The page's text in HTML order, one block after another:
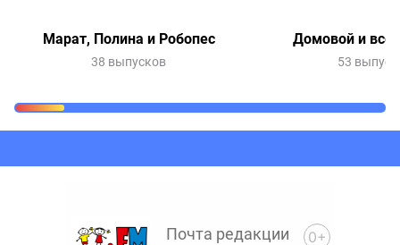
Марат, Полина и Робопес
38 выпусков
Домовой и все-
53
Почта редакции 0+